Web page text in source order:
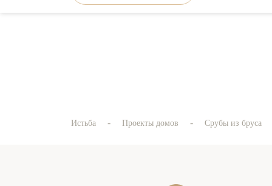
Истьба - Проекты домов - Срубы из бруса